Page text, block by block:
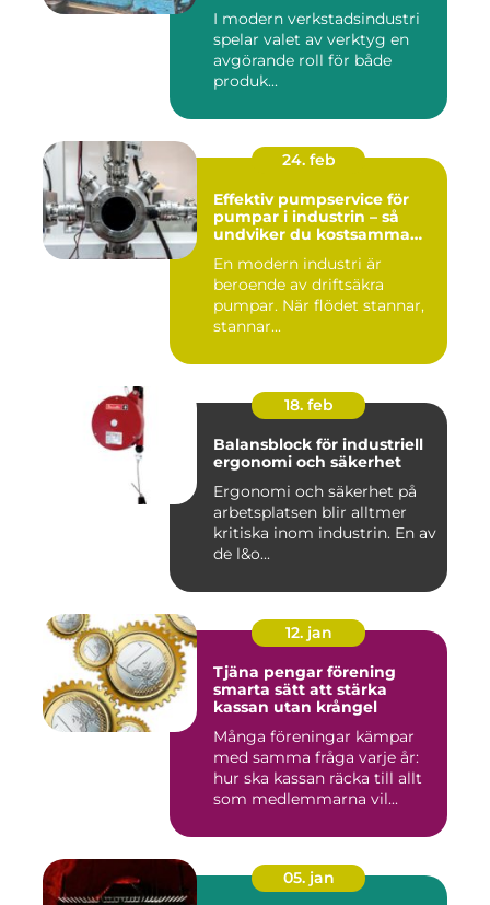
I modern verkstadsindustri
spelar valet av verktyg en
avgörande roll för både
produk...
24. feb
Effektiv pumpservice för
pumpar i industrin – så
undviker du kostsamma
En modern industri är
beroende av driftsäkra
pumpar. När flödet stannar,
stannar...
18. feb
Balansblock för industriell
ergonomi och säkerhet
Ergonomi och säkerhet på
arbetsplatsen blir alltmer
kritiska inom industrin. En av
de l&o...
12. jan
Tjäna pengar förening
smarta sätt att stärka
kassan utan krångel
Många föreningar kämpar
med samma fråga varje år:
hur ska kassan räcka till allt
som medlemmarna vil...
05. jan